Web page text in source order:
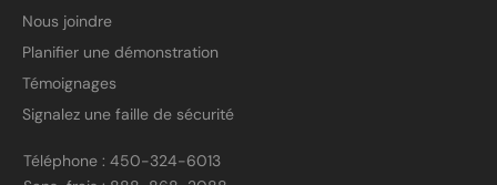
Nous joindre
Planifier une démonstration
Témoignages
Signalez une faille de sécurité
Téléphone : 450-324-6013